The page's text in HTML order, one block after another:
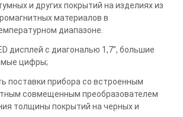
и других покрытий на изделиях из
материалов в
диапазоне.
дисплей с диагональю 1,7”, большие
цифры;
поставки прибора со встроенным
совмещенным преобразователем
толщины покрытий на черных и